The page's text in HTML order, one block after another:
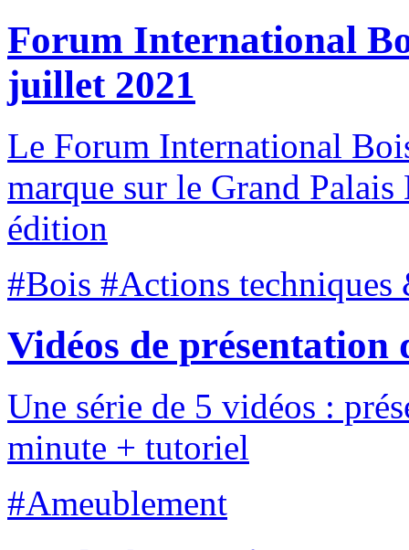
Forum International
juillet 2021
Le Forum International
marque sur le Grand
édition
#Bois #Actions techniques
Vidéos de présentation
Une série de 5 vidéos :
minute + tutoriel
#Ameublement